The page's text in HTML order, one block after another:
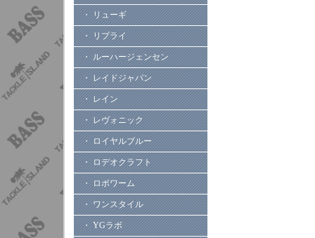
・ リューギ
・ リプライ
・ ルーハージェンセン
・ レイドジャパン
・ レイン
・ レヴォニック
・ ロイヤルブルー
・ ロデオクラフト
・ ロボワーム
・ ワンスタイル
・ YGラボ